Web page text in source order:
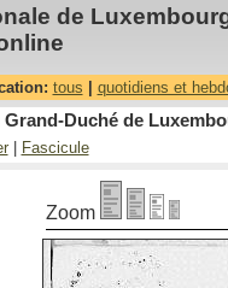
de
tous quotidiens et
Duché de
| Fascicule
Zoom